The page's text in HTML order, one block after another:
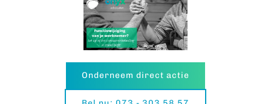
Onderneem direct actie